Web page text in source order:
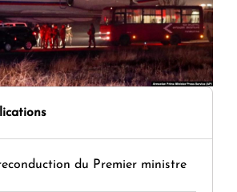
du Premier ministre